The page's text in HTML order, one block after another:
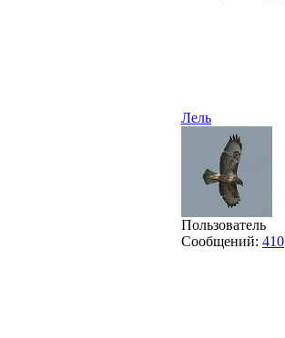
Лель
Пользователь
Сообщений: 410